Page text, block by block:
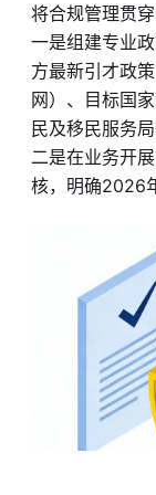
将合规管理贯
一是组建专业
方最新引才政
网）、目标国
民及移民服务
二是在业务开
核，明确2026